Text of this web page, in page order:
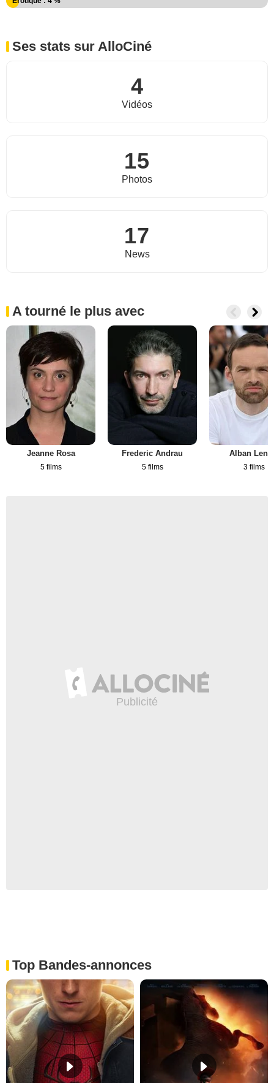
Ses stats sur AlloCiné
4
Vidéos
15
Photos
17
News
A tourné le plus avec
Jeanne Rosa
5 films
Frederic Andrau
5 films
Alban
3 films
Top Bandes-annonces